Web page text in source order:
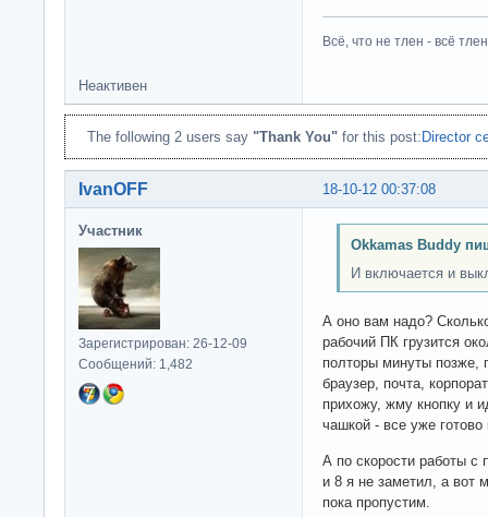
Всё, что не тлен - всё
Неактивен
The following 2 users say "Thank You" for this post: Director
18-10-12 00:37:08
IvanOFF
Участник
Зарегистрирован: 26-12-09
Сообщений: 1,482
Okkamas Buddy
И включается и
А оно вам надо?
рабочий ПК грузится
полторы минуты позже,
браузер, почта,
прихожу, жму кнопку и
чашкой - все уже готово
А по скорости работы
и 8 я не заметил, а вот
пока пропустим.